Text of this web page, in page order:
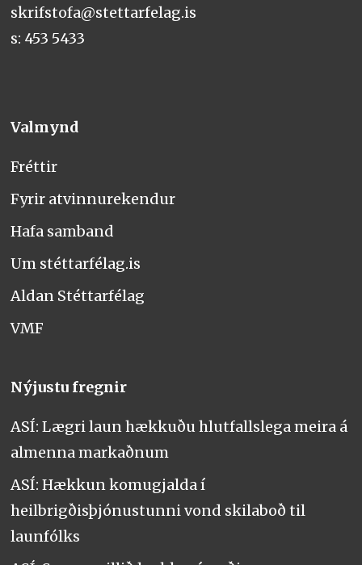
skrifstofa@stettarfelag.is
s: 453 5433
Valmynd
Fréttir
Fyrir atvinnurekendur
Hafa samband
Um stéttarfélag.is
Aldan Stéttarfélag
VMF
Nýjustu fregnir
ASÍ: Lægri laun hækkuðu hlutfallslega meira á
almenna markaðnum
ASÍ: Hækkun komugjalda í
heilbrigðisþjónustunni vond skilaboð til
launfólks